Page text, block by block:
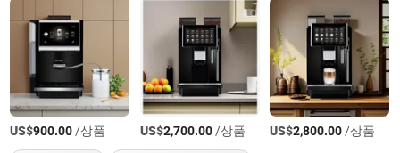
US$900.00/상품 US$2,700.00/상품 US$2,800.00/상품